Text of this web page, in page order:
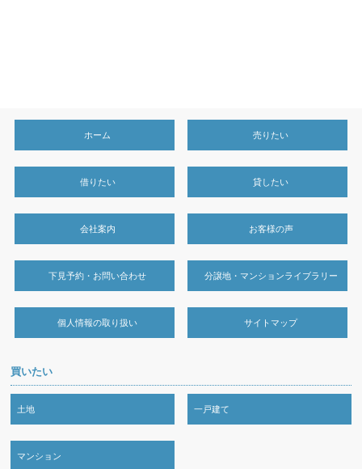
ホーム 売りたい
借りたい 貸したい
会社案内 お客様の声
下見予約・お問い合わせ 分譲地・マンションライブラリー
個人情報の取り扱い サイトマップ
買いたい
土地 一戸建て
マンション